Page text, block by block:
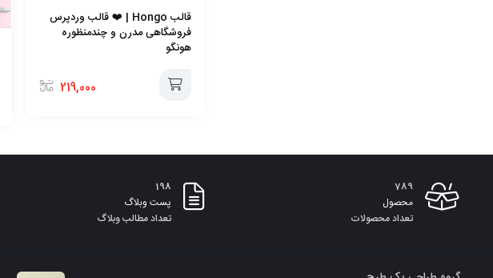
قالب Hongo | ❤️ قالب وردپرس
فروشگاهی مدرن و چندمنظوره
هونگو
219,000
به
سبد
789
محصول
تعداد محصولات
198
پست وبلاگ
تعداد مطالب وبلاگ